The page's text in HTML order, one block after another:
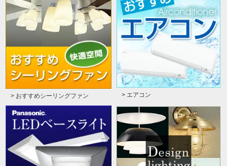
> おすすめシーリングファン > エアコン